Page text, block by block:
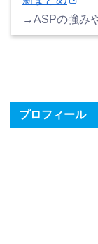
→ASPの強み
プロフィール